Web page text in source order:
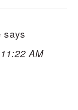
says
AM